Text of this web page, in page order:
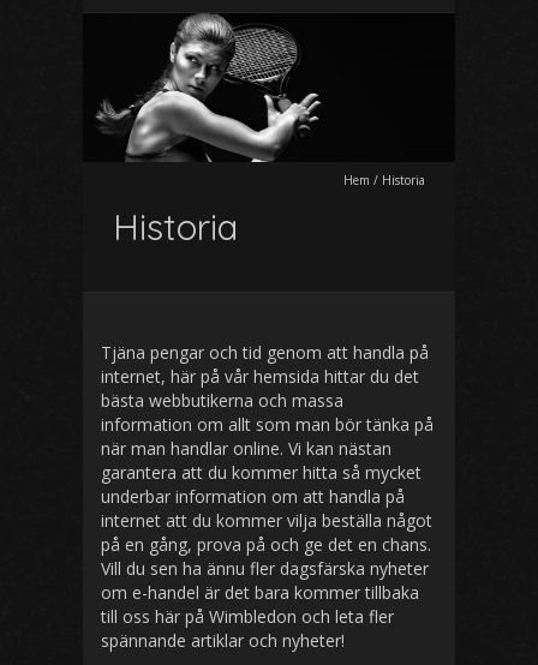
Hem / Historia
Historia
Tjäna pengar och tid genom att handla på
internet, här på vår hemsida hittar du det
bästa webbutikerna och massa
information om allt som man bör tänka på
när man handlar online. Vi kan nästan
garantera att du kommer hitta så mycket
underbar information om att handla på
internet att du kommer vilja beställa något
på en gång, prova på och ge det en chans.
Vill du sen ha ännu fler dagsfärska nyheter
om e-handel är det bara kommer tillbaka
till oss här på Wimbledon och leta fler
spännande artiklar och nyheter!